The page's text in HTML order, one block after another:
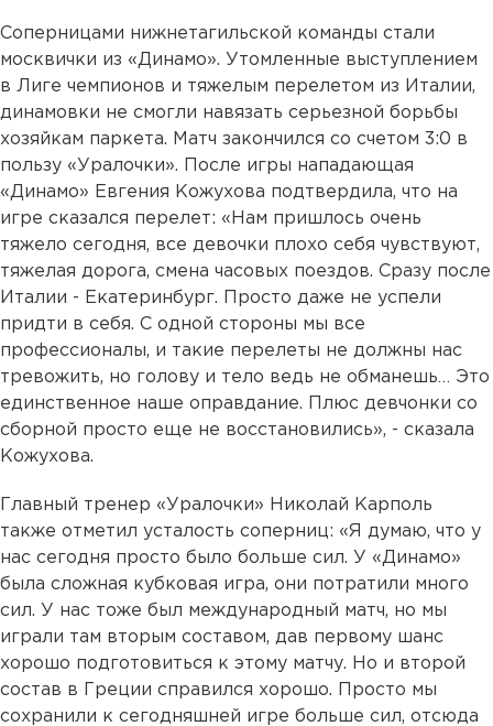
Соперницами нижнетагильской команды стали
москвички из «Динамо». Утомленные выступлением
в Лиге чемпионов и тяжелым перелетом из Италии,
динамовки не смогли навязать серьезной борьбы
хозяйкам паркета. Матч закончился со счетом 3:0 в
пользу «Уралочки». После игры нападающая
«Динамо» Евгения Кожухова подтвердила, что на
игре сказался перелет: «Нам пришлось очень
тяжело сегодня, все девочки плохо себя чувствуют,
тяжелая дорога, смена часовых поездов. Сразу после
Италии - Екатеринбург. Просто даже не успели
придти в себя. С одной стороны мы все
профессионалы, и такие перелеты не должны нас
тревожить, но голову и тело ведь не обманешь… Это
единственное наше оправдание. Плюс девчонки со
сборной просто еще не восстановились», - сказала
Кожухова.
Главный тренер «Уралочки» Николай Карполь
также отметил усталость соперниц: «Я думаю, что у
нас сегодня просто было больше сил. У «Динамо»
была сложная кубковая игра, они потратили много
сил. У нас тоже был международный матч, но мы
играли там вторым составом, дав первому шанс
хорошо подготовиться к этому матчу. Но и второй
состав в Греции справился хорошо. Просто мы
сохранили к сегодняшней игре больше сил, отсюда